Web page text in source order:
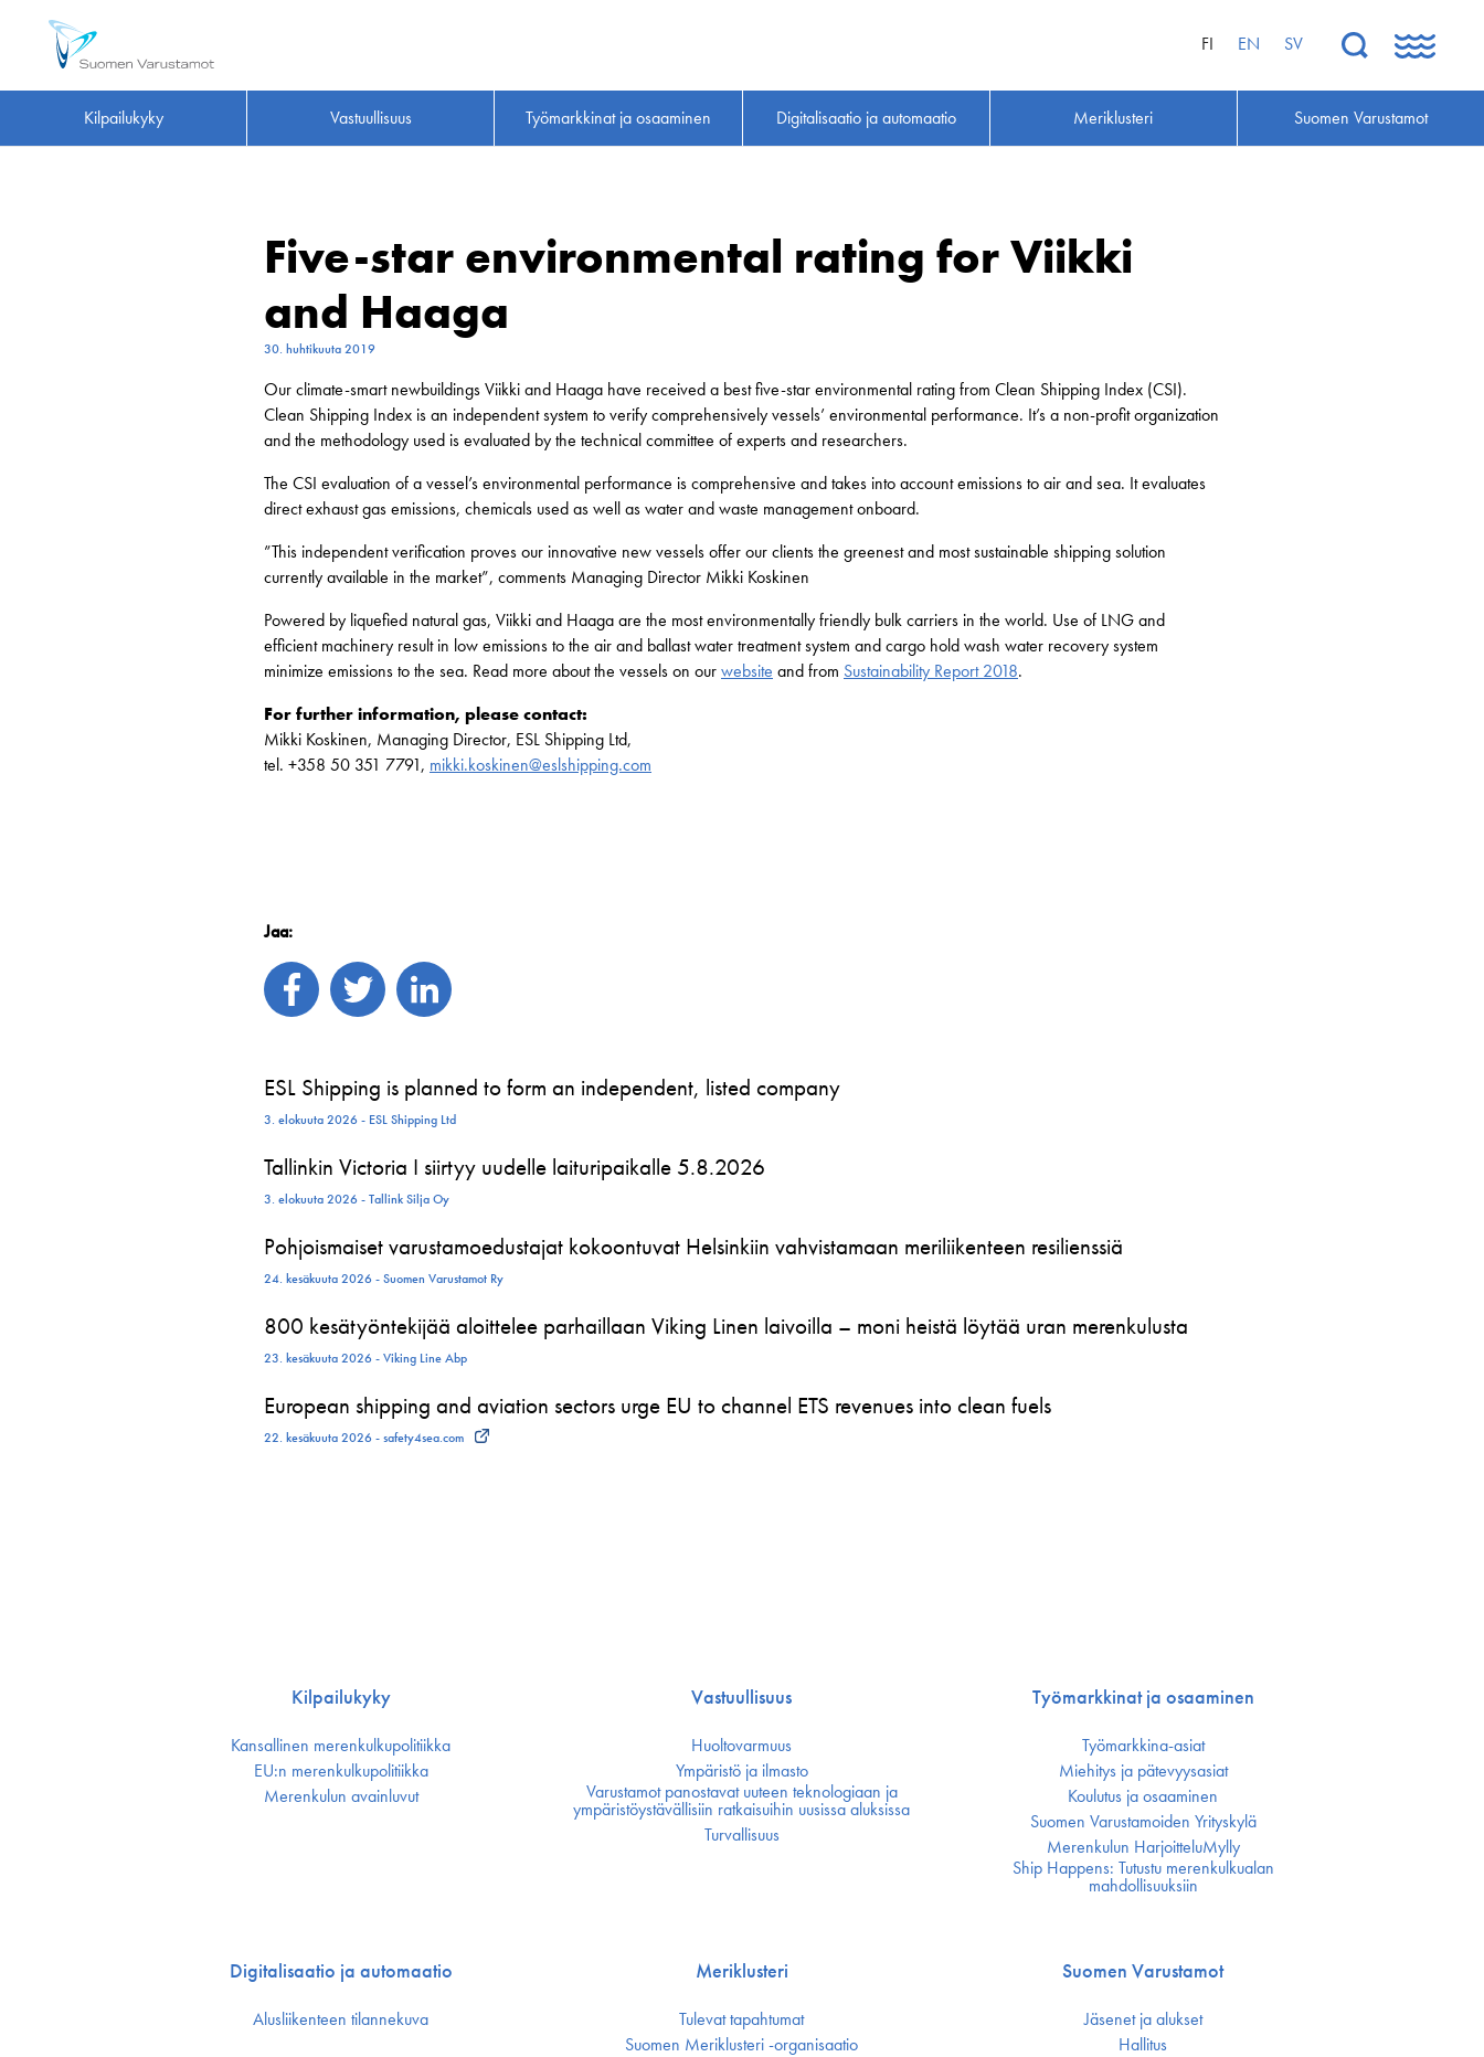
FI EN SV
Kilpailukyky Vastuullisuus Työmarkkinat ja osaaminen Digitalisaatio ja automaatio Meriklusteri Suomen Varustamot
Five-star environmental rating for Viikki
and Haaga
30. huhtikuuta 2019
Our climate-smart newbuildings Viikki and Haaga have received a best five-star environmental rating from Clean Shipping Index (CSI).
Clean Shipping Index is an independent system to verify comprehensively vessels’ environmental performance. It’s a non-profit organization
and the methodology used is evaluated by the technical committee of experts and researchers.
The CSI evaluation of a vessel’s environmental performance is comprehensive and takes into account emissions to air and sea. It evaluates
direct exhaust gas emissions, chemicals used as well as water and waste management onboard.
”This independent verification proves our innovative new vessels offer our clients the greenest and most sustainable shipping solution
currently available in the market”, comments Managing Director Mikki Koskinen
Powered by liquefied natural gas, Viikki and Haaga are the most environmentally friendly bulk carriers in the world. Use of LNG and
efficient machinery result in low emissions to the air and ballast water treatment system and cargo hold wash water recovery system
minimize emissions to the sea. Read more about the vessels on ourwebsite and from Sustainability Report 2018.
For further information, please contact:
Mikki Koskinen, Managing Director, ESL Shipping Ltd,
tel. +358 50 351 7791, mikki.koskinen@eslshipping.com
Jaa:
ESL Shipping is planned to form an independent, listed company
3. elokuuta 2026 - ESL Shipping Ltd
Tallinkin Victoria I siirtyy uudelle laituripaikalle 5.8.2026
3. elokuuta 2026 - Tallink Silja Oy
Pohjoismaiset varustamoedustajat kokoontuvat Helsinkiin vahvistamaan meriliikenteen resilienssiä
24. kesäkuuta 2026 - Suomen Varustamot Ry
800 kesätyöntekijää aloittelee parhaillaan Viking Linen laivoilla – moni heistä löytää uran merenkulusta
23. kesäkuuta 2026 - Viking Line Abp
European shipping and aviation sectors urge EU to channel ETS revenues into clean fuels
22. kesäkuuta 2026 - safety4sea.com
Kilpailukyky
Kansallinen merenkulku­politiikka
EU:n merenkulku­politiikka
Merenkulun avainluvut
Vastuullisuus
Huoltovarmuus
Ympäristö ja ilmasto
Varustamot panostavat uuteen teknologiaan ja
ympäristöystävällisiin ratkaisuihin uusissa aluksissa
Turvallisuus
Työmarkkinat ja osaaminen
Työmarkkina-asiat
Miehitys ja pätevyys­asiat
Koulutus ja osaaminen
Suomen Varustamoiden Yrityskylä
Merenkulun HarjoitteluMylly
Ship Happens: Tutustu merenkulkualan
mahdollisuuksiin
Digitalisaatio ja automaatio
Alusliikenteen tilannekuva
Meriklusteri
Tulevat tapahtumat
Suomen Meriklusteri -organisaatio
Suomen Varustamot
Jäsenet ja alukset
Hallitus